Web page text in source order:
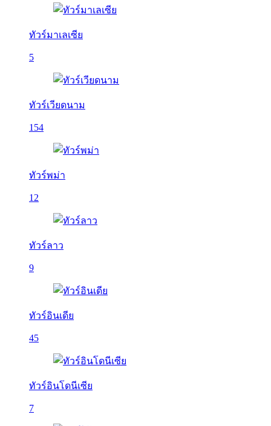
ทัวร์มาเลเซีย
5
ทัวร์เวียดนาม
154
ทัวร์พม่า
12
ทัวร์ลาว
9
ทัวร์อินเดีย
45
ทัวร์อินโดนีเซีย
7